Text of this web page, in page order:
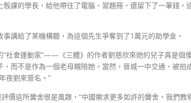
課的學長，給他帶往了電腦、習題冊，還留下了一筆錢，
講給了某機構聽，為這個先生爭奪到了1萬元的助學金。
社會運動家”——《三體》的作者劉慈欣來她的兒子真是個
而不是作為一個老母親陪她。當然，晉城一中交通，被拍
夜劉來簽名。”
價這所黌舍很是風趣，“中國需求更多如許的黌舍，我們教